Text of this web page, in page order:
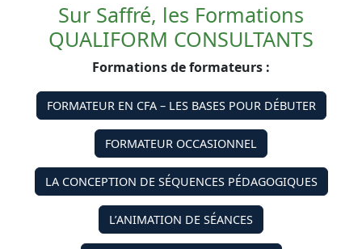
Sur Saffré, les Formations
QUALIFORM CONSULTANTS
Formations de formateurs :
FORMATEUR EN CFA – LES BASES POUR DÉBUTER
FORMATEUR OCCASIONNEL
LA CONCEPTION DE SÉQUENCES PÉDAGOGIQUES
L’ANIMATION DE SÉANCES